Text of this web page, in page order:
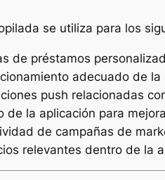
se utiliza para los
de préstamos
adecuado de la
push relacionadas
de la aplicación para
de campañas de
relevantes dentro de la